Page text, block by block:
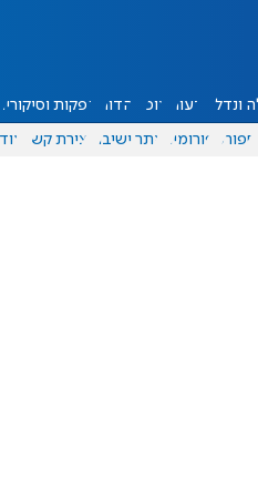
ונדל"ן דעות אוכל יהדות הפקות וסיקורים
ספורט פורומים אתר ישיבה יצירת קשר עוד